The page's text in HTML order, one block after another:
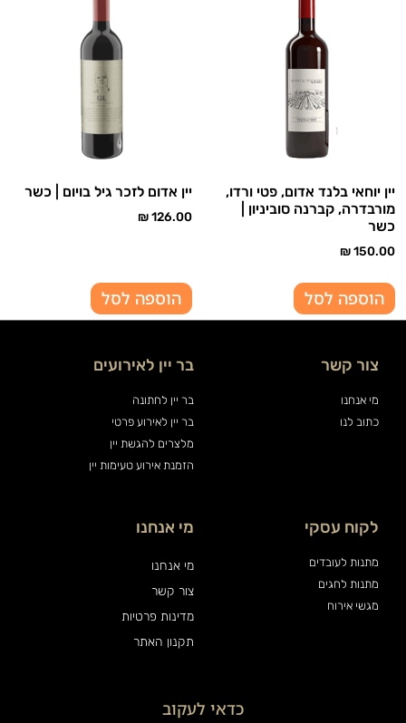
יין יוחאי בלנד אדום, פטי ורדו,
מורבדרה, קברנה סוביניון |
כשר
₪150.00
הוספה לסל
יין אדום לזכר גיל בויום | כשר
₪126.00
הוספה לסל
צור קשר
מי אנחנו
כתוב לנו
בר יין לאירועים
בר יין לחתונה
בר יין לאירוע פרטי
מלצרים להגשת יין
הזמנת אירוע טעימות יין
לקוח עסקי
מתנות לעובדים
מתנות לחגים
מגשי אירוח
מי אנחנו
מי אנחנו
צור קשר
מדינות פרטיות
תקנון האתר
כדאי לעקוב